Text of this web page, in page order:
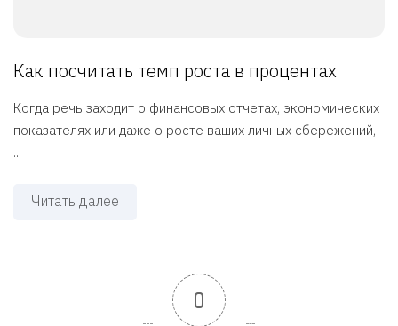
Как посчитать темп роста в процентах
Когда речь заходит о финансовых отчетах, экономических
показателях или даже о росте ваших личных сбережений,
...
Читать далее
0